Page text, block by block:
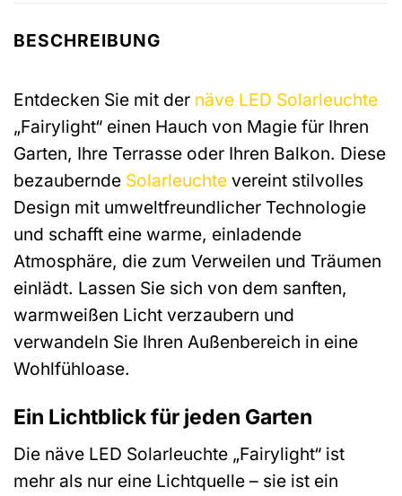
BESCHREIBUNG
Entdecken Sie mit der näve LED Solarleuchte
„Fairylight“ einen Hauch von Magie für Ihren
Garten, Ihre Terrasse oder Ihren Balkon. Diese
bezaubernde Solarleuchte vereint stilvolles
Design mit umweltfreundlicher Technologie
und schafft eine warme, einladende
Atmosphäre, die zum Verweilen und Träumen
einlädt. Lassen Sie sich von dem sanften,
warmweißen Licht verzaubern und
verwandeln Sie Ihren Außenbereich in eine
Wohlfühloase.
Ein Lichtblick für jeden Garten
Die näve LED Solarleuchte „Fairylight“ ist
mehr als nur eine Lichtquelle – sie ist ein